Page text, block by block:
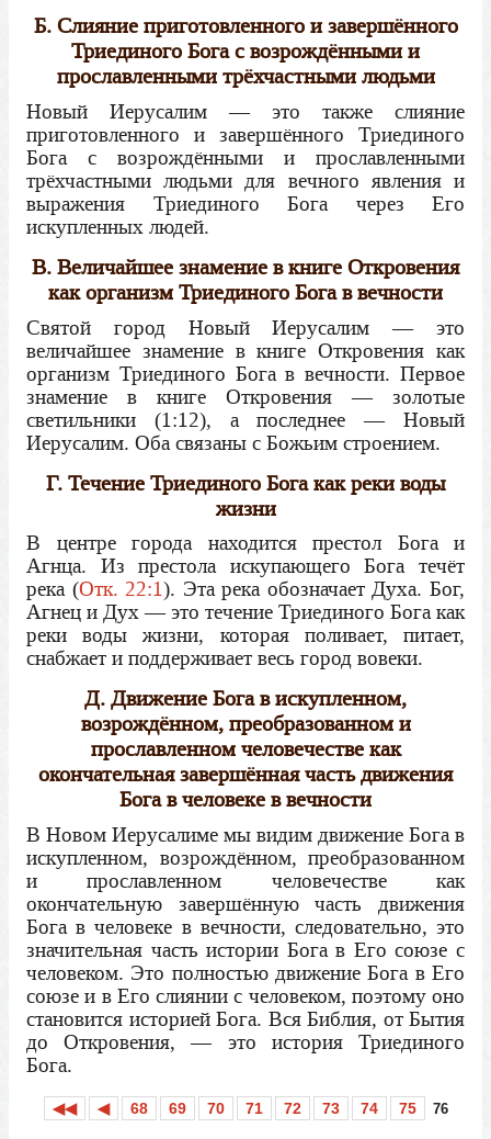
Б. Слияние приготовленного и завершённого
Триединого Бога с возрождёнными и
прославленными трёхчастными людьми
Новый Иерусалим — это также слияние
приготовленного и завершённого Триединого
Бога с возрождёнными и прославленными
трёхчастными людьми для вечного явления и
выражения Триединого Бога через Его
искупленных людей.
В. Величайшее знамение в книге Откровения
как организм Триединого Бога в вечности
Святой город Новый Иерусалим — это
величайшее знамение в книге Откровения как
организм Триединого Бога в вечности. Первое
знамение в книге Откровения — золотые
светильники (1:12), а последнее — Новый
Иерусалим. Оба связаны с Божьим строением.
Г. Течение Триединого Бога как реки воды
жизни
В центре города находится престол Бога и
Агнца. Из престола искупающего Бога течёт
река (Отк. 22:1). Эта река обозначает Духа. Бог,
Агнец и Дух — это течение Триединого Бога как
реки воды жизни, которая поливает, питает,
снабжает и поддерживает весь город вовеки.
Д. Движение Бога в искупленном,
возрождённом, преобразованном и
прославленном человечестве как
окончательная завершённая часть движения
Бога в человеке в вечности
В Новом Иерусалиме мы видим движение Бога в
искупленном, возрождённом, преобразованном
и прославленном человечестве как
окончательную завершённую часть движения
Бога в человеке в вечности, следовательно, это
значительная часть истории Бога в Его союзе с
человеком. Это полностью движение Бога в Его
союзе и в Его слиянии с человеком, поэтому оно
становится историей Бога. Вся Библия, от Бытия
до Откровения, — это история Триединого
Бога.
◀◀ ◀ 68 69 70 71 72 73 74 75 76